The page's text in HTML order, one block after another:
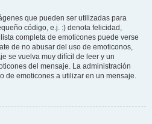
que pueden ser utilizadas para
código, e.j. :) denota felicidad,
completa de emoticones puede verse
de no abusar del uso de emoticonos,
se vuelva muy difícil de leer y un
del mensaje. La administración
de emoticones a utilizar en un mensaje.